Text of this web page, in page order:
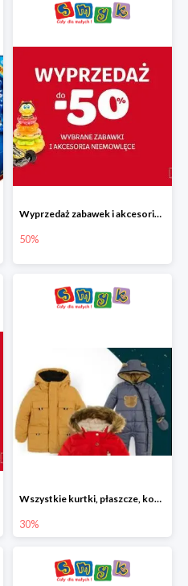
Wyprzedaż zabawek i akcesoriów niemowlęcych w Smyku do -50%
50%
Wszystkie kurtki, płaszcze, kombinezony i spodnie narciarskie -30%
30%